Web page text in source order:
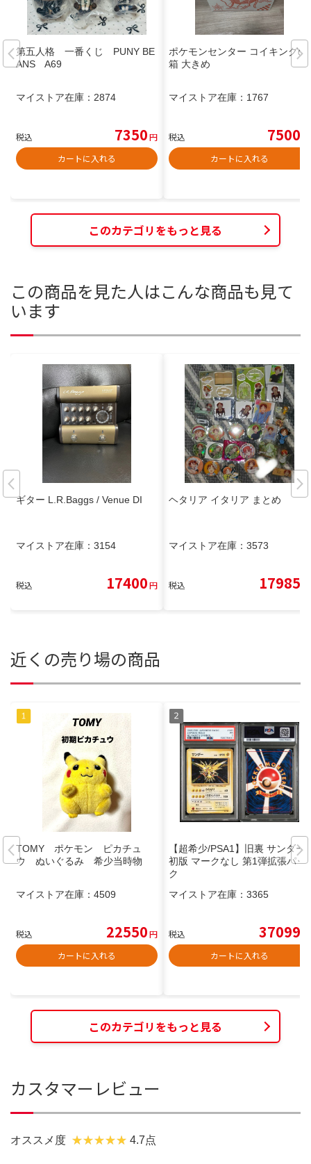
第五人格 一番くじ PUNY BE
ANS A69
マイストア在庫： 2874
税込 7350円
カートに入れる
ポケモンセンター コイキングの
箱 大きめ
マイストア在庫： 1767
税込 7500
カートに入れる
このカテゴリをもっと見る
この商品を見た人はこんな商品も見て
います
ギター L.R.Baggs / Venue DI
マイストア在庫： 3154
税込 17400円
ヘタリア イタリア まとめ
マイストア在庫： 3573
税込 17985
近くの売り場の商品
TOMY ポケモン ピカチュ
ウ ぬいぐるみ 希少当時物
マイストア在庫： 4509
税込 22550円
カートに入れる
【超希少/PSA1】旧裏 サンダー
初版 マークなし 第1弾拡張パッ
ク
マイストア在庫： 3365
税込 37099
カートに入れる
このカテゴリをもっと見る
カスタマーレビュー
オススメ度 4.7点